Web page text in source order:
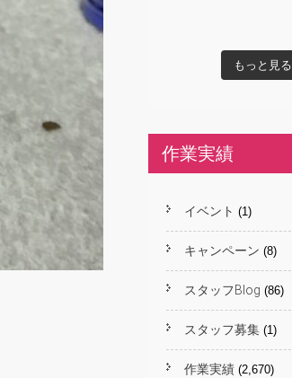
もっと見る
作業実績
イベント (1)
キャンペーン (8)
スタッフBlog (86)
スタッフ募集 (1)
作業実績 (2,670)